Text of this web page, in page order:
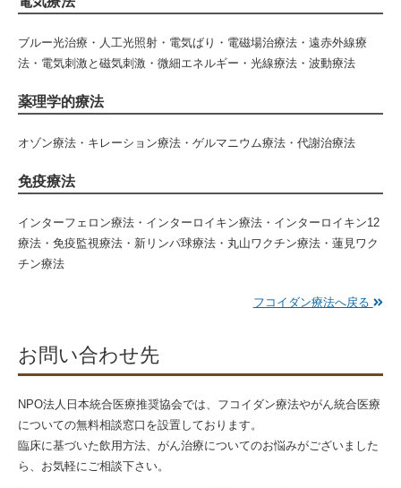
ブルー光治療・人工光照射・電気ばり・電磁場治療法・遠赤外線療
法・電気刺激と磁気刺激・微細エネルギー・光線療法・波動療法
薬理学的療法
オゾン療法・キレーション療法・ゲルマニウム療法・代謝治療法
免疫療法
インターフェロン療法・インターロイキン療法・インターロイキン12
療法・免疫監視療法・新リンパ球療法・丸山ワクチン療法・蓮見ワク
チン療法
フコイダン療法へ戻る
お問い合わせ先
NPO法人日本統合医療推奨協会では、フコイダン療法やがん統合医療
についての無料相談窓口を設置しております。
臨床に基づいた飲用方法、がん治療についてのお悩みがございました
ら、お気軽にご相談下さい。